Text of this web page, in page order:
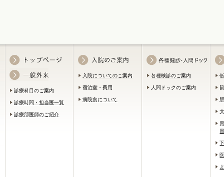
診療科目のご案内
診療時間・担当医一覧
診療部医師のご紹介
入院についてのご案内
宿泊室・費用
病院食について
各種検診のご案内
人間ドックのご案内